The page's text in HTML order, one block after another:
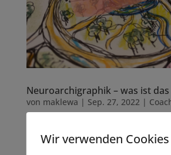
Neuroarchigraphik – was ist
von maklewa | Sep. 27, 2022 |
Neuroarchigraphik,Neurographik-
CoachingklientInnen kennen es
Wir verwenden Cookies